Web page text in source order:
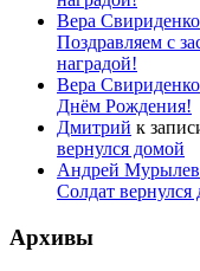
Вера Свириденко
Поздравляем с
наградой!
Вера Свириденко
Днём Рождения!
Дмитрий к
вернулся домой
Андрей Мурылев
Солдат вернулся
Архивы